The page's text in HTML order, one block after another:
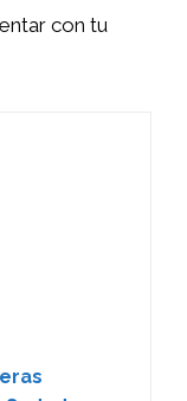
con tu